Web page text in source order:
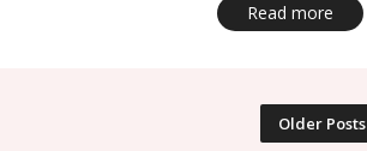
Read more
Older Posts